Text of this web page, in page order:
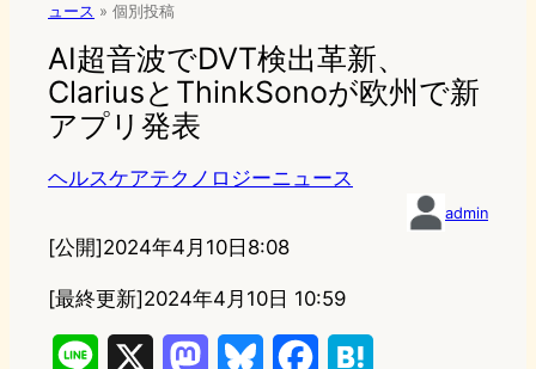
ュース » 個別投稿
AI超音波でDVT検出革新、
ClariusとThinkSonoが欧州で新
アプリ発表
ヘルスケアテクノロジーニュース
admin
[公開]2024年4月10日8:08
[最終更新]2024年4月10日 10:59